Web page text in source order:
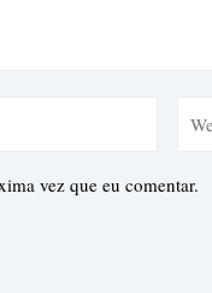
vez que eu comentar.